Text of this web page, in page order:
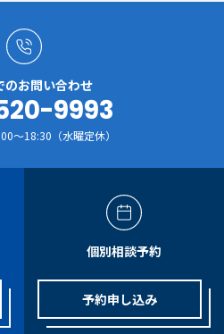
のお問い合わせ
9993
～18:30（水曜定休）
個別相談予約
予約申し込み